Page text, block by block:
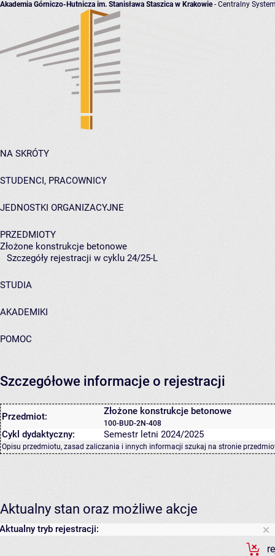
Akademia Górniczo-Hutnicza im. Stanisława Staszica w Krakowie- Centralny
NA SKRÓTY
STUDENCI, PRACOWNICY
JEDNOSTKI ORGANIZACYJNE
PRZEDMIOTY
Złożone konstrukcje betonowe
Szczegóły rejestracji w cyklu 24/25-L
STUDIA
AKADEMIKI
POMOC
Szczegółowe informacje o rejestracji
Przedmiot: Złożone konstrukcje betonowe
100-BUD-2N-408
Cykl dydaktyczny: Semestr letni 2024/2025
Opisu przedmiotu, zasad zaliczania i innych informacji szukaj na stronie
Aktualny stan oraz możliwe akcje
Aktualny tryb rejestracji: